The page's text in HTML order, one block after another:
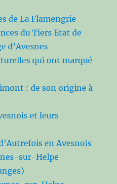
de La Flamengrie
du Tiers Etat de
d’Avesnes
qui ont marqué
: de son origine à
et leurs
en Avesnois
sur-Helpe